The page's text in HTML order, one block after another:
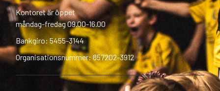
Kontoret är öppet
måndag-fredag 09.00-16.00
Bankgiro: 5455-3144
Organisationsnummer: 857202-3912